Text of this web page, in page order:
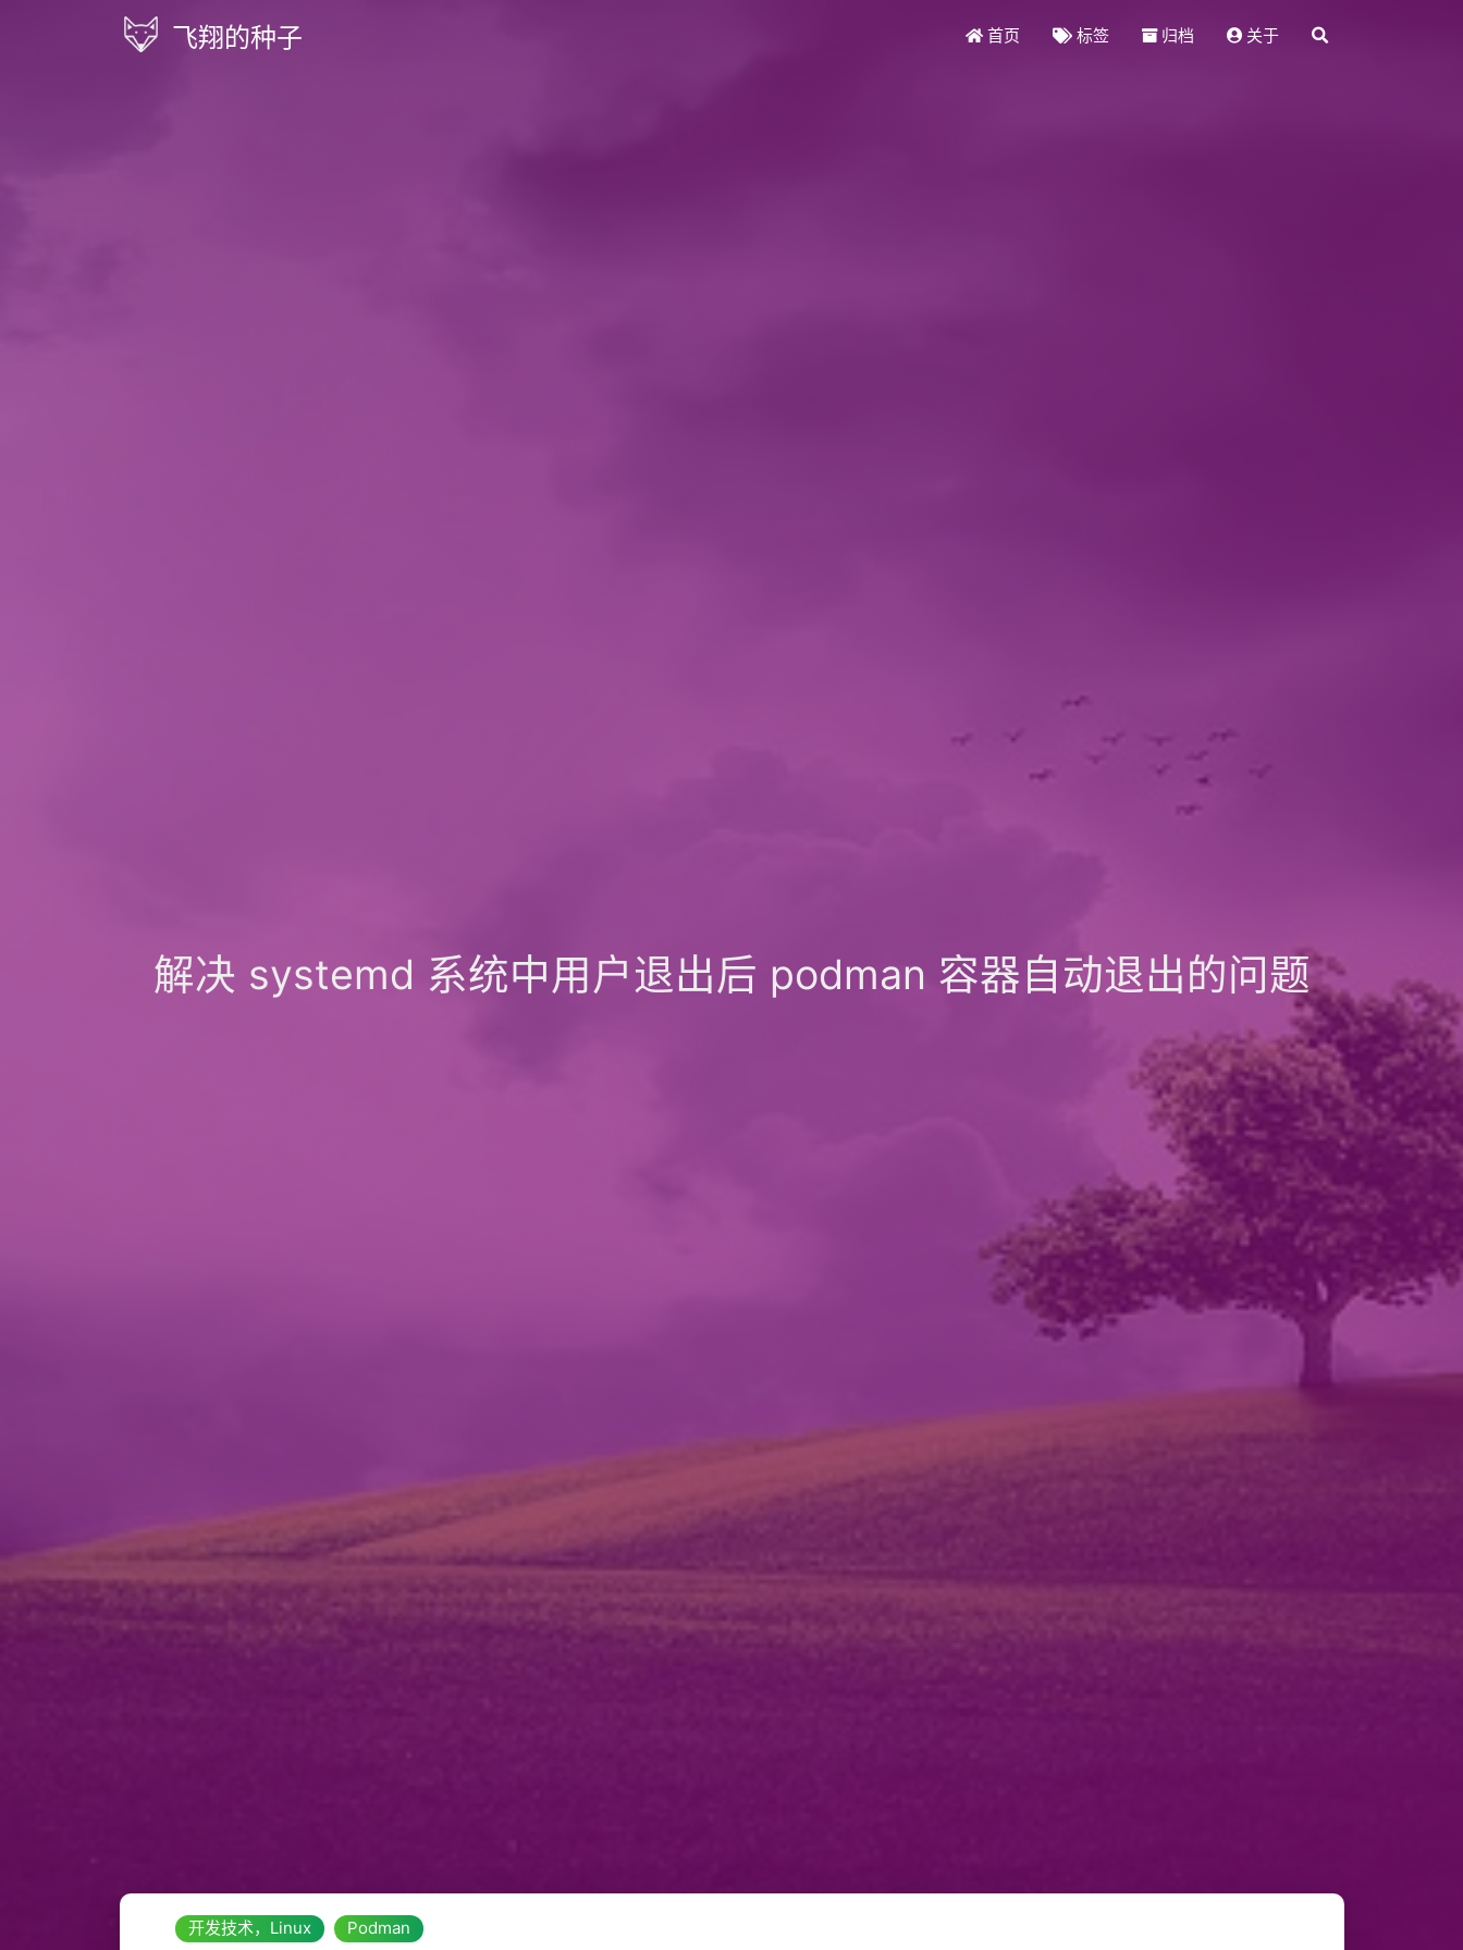
飞翔的种子 首页 标签 归档 关于
解决 systemd 系统中用户退出后 podman 容器自动退出的问题
开发技术，Linux Podman